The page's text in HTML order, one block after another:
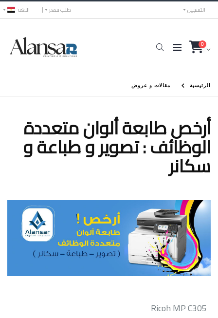
اللغه طلب سعر التسجيل
0
الرئيسية مقالات و عروض
أرخص طابعة ألوان متعددة
الوظائف : تصوير و طباعة و
سكانر
Ricoh MP C305